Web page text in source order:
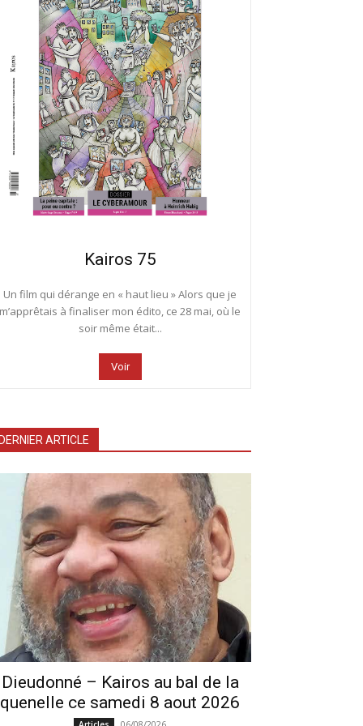
Kairos 75
Un film qui dérange en « haut lieu » Alors que je
m’apprêtais à finaliser mon édito, ce 28 mai, où le
soir même était...
Voir
ARTICLE
Dieudonné – Kairos au bal de la
quenelle ce samedi 8 aout 2026